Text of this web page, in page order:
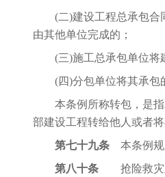
(二)建设工程总承包合同
由其他单位完成的；
(三)施工总承包单位将
(四)分包单位将其承包
本条例所称转包，是指
部建设工程转给他人或者
第七十九条 本条例规
第八十条 抢险救灾及